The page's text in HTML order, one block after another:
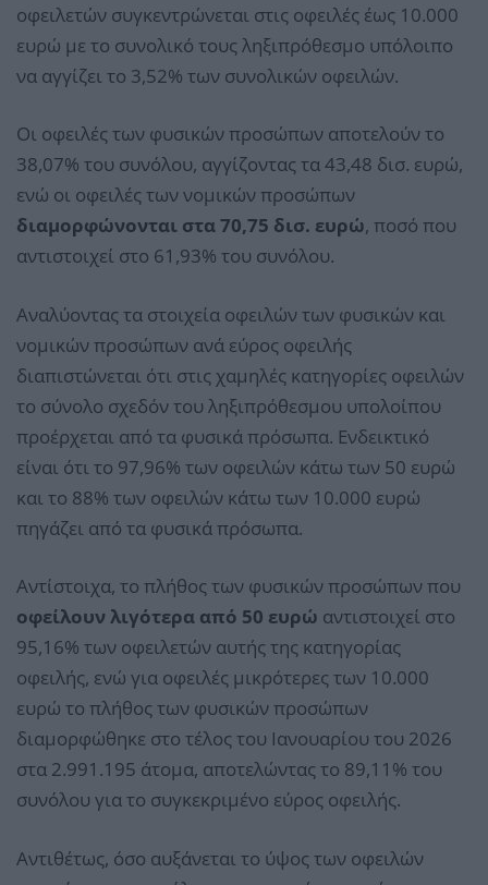
οφειλετών συγκεντρώνεται στις οφειλές έως 10.000
ευρώ με το συνολικό τους ληξιπρόθεσμο υπόλοιπο
να αγγίζει το 3,52% των συνολικών οφειλών.
Οι οφειλές των φυσικών προσώπων αποτελούν το
38,07% του συνόλου, αγγίζοντας τα 43,48 δισ. ευρώ,
ενώ οι οφειλές των νομικών προσώπων
διαμορφώνονται στα 70,75 δισ. ευρώ, ποσό που
αντιστοιχεί στο 61,93% του συνόλου.
Αναλύοντας τα στοιχεία οφειλών των φυσικών και
νομικών προσώπων ανά εύρος οφειλής
διαπιστώνεται ότι στις χαμηλές κατηγορίες οφειλών
το σύνολο σχεδόν του ληξιπρόθεσμου υπολοίπου
προέρχεται από τα φυσικά πρόσωπα. Ενδεικτικό
είναι ότι το 97,96% των οφειλών κάτω των 50 ευρώ
και το 88% των οφειλών κάτω των 10.000 ευρώ
πηγάζει από τα φυσικά πρόσωπα.
Αντίστοιχα, το πλήθος των φυσικών προσώπων που
οφείλουν λιγότερα από 50 ευρώ αντιστοιχεί στο
95,16% των οφειλετών αυτής της κατηγορίας
οφειλής, ενώ για οφειλές μικρότερες των 10.000
ευρώ το πλήθος των φυσικών προσώπων
διαμορφώθηκε στο τέλος του Ιανουαρίου του 2026
στα 2.991.195 άτομα, αποτελώντας το 89,11% του
συνόλου για το συγκεκριμένο εύρος οφειλής.
Αντιθέτως, όσο αυξάνεται το ύψος των οφειλών